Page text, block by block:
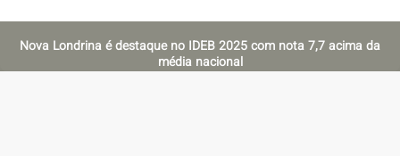
Nova Londrina é destaque no IDEB 2025 com nota 7,7 acima da
média nacional